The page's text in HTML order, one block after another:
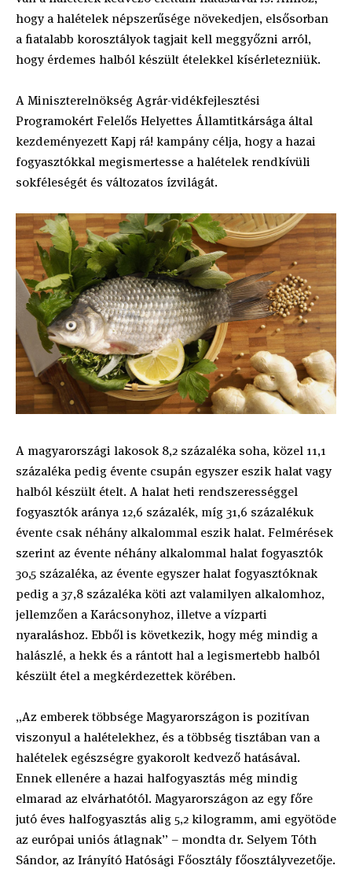
hogy a halételek népszerűsége növekedjen, elsősorban
a fiatalabb korosztályok tagjait kell meggyőzni arról,
hogy érdemes halból készült ételekkel kísérletezniük.
A Miniszterelnökség Agrár-vidékfejlesztési
Programokért Felelős Helyettes Államtitkársága által
kezdeményezett Kapj rá! kampány célja, hogy a hazai
fogyasztókkal megismertesse a halételek rendkívüli
sokféleségét és változatos ízvilágát.
A magyarországi lakosok 8,2 százaléka soha, közel 11,1
százaléka pedig évente csupán egyszer eszik halat vagy
halból készült ételt. A halat heti rendszerességgel
fogyasztók aránya 12,6 százalék, míg 31,6 százalékuk
évente csak néhány alkalommal eszik halat. Felmérések
szerint az évente néhány alkalommal halat fogyasztók
30,5 százaléka, az évente egyszer halat fogyasztóknak
pedig a 37,8 százaléka köti azt valamilyen alkalomhoz,
jellemzően a Karácsonyhoz, illetve a vízparti
nyaraláshoz. Ebből is következik, hogy még mindig a
halászlé, a hekk és a rántott hal a legismertebb halból
készült étel a megkérdezettek körében.
„Az emberek többsége Magyarországon is pozitívan
viszonyul a halételekhez, és a többség tisztában van a
halételek egészségre gyakorolt kedvező hatásával.
Ennek ellenére a hazai halfogyasztás még mindig
elmarad az elvárhatótól. Magyarországon az egy főre
jutó éves halfogyasztás alig 5,2 kilogramm, ami egyötöde
az európai uniós átlagnak” – mondta dr. Selyem Tóth
Sándor, az Irányító Hatósági Főosztály főosztályvezetője.